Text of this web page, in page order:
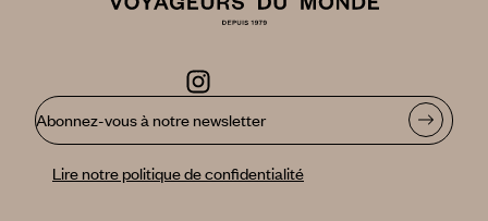
Abonnez-vous à notre newsletter
Lire notre politique de confidentialité